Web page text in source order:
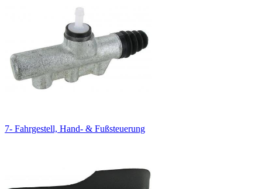
7- Fahrgestell, Hand- & Fußsteuerung